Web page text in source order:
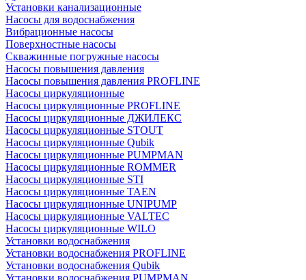
Установки канализационные
Насосы для водоснабжения
Вибрационные насосы
Поверхностные насосы
Скважинные погружные насосы
Насосы повышения давления
Насосы повышения давления PROFLINE
Насосы циркуляционные
Насосы циркуляционные PROFLINE
Насосы циркуляционные ДЖИЛЕКС
Насосы циркуляционные STOUT
Насосы циркуляционные Qubik
Насосы циркуляционные PUMPMAN
Насосы циркуляционные ROMMER
Насосы циркуляционные STI
Насосы циркуляционные TAEN
Насосы циркуляционные UNIPUMP
Насосы циркуляционные VALTEC
Насосы циркуляционные WILO
Установки водоснабжения
Установки водоснабжения PROFLINE
Установки водоснабжения Qubik
Установки водоснабжения PUMPMAN